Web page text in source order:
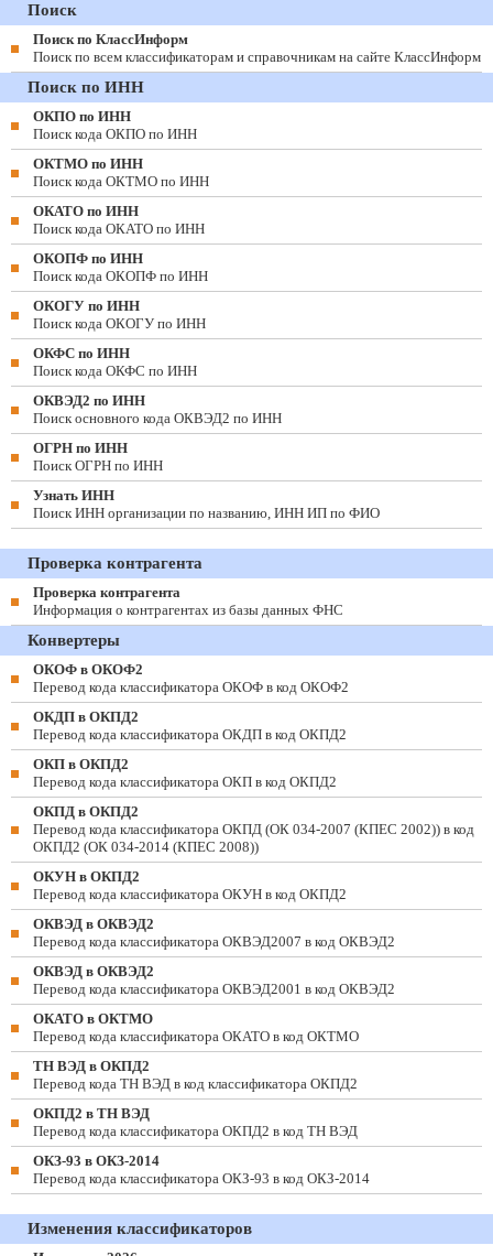
Поиск
Поиск по КлассИнформ
Поиск по всем классификаторам и справочникам на сайте КлассИнформ
Поиск по ИНН
ОКПО по ИНН
Поиск кода ОКПО по ИНН
ОКТМО по ИНН
Поиск кода ОКТМО по ИНН
ОКАТО по ИНН
Поиск кода ОКАТО по ИНН
ОКОПФ по ИНН
Поиск кода ОКОПФ по ИНН
ОКОГУ по ИНН
Поиск кода ОКОГУ по ИНН
ОКФС по ИНН
Поиск кода ОКФС по ИНН
ОКВЭД2 по ИНН
Поиск основного кода ОКВЭД2 по ИНН
ОГРН по ИНН
Поиск ОГРН по ИНН
Узнать ИНН
Поиск ИНН организации по названию, ИНН ИП по ФИО
Проверка контрагента
Проверка контрагента
Информация о контрагентах из базы данных ФНС
Конвертеры
ОКОФ в ОКОФ2
Перевод кода классификатора ОКОФ в код ОКОФ2
ОКДП в ОКПД2
Перевод кода классификатора ОКДП в код ОКПД2
ОКП в ОКПД2
Перевод кода классификатора ОКП в код ОКПД2
ОКПД в ОКПД2
Перевод кода классификатора ОКПД (ОК 034-2007 (КПЕС 2002)) в код
ОКПД2 (ОК 034-2014 (КПЕС 2008))
ОКУН в ОКПД2
Перевод кода классификатора ОКУН в код ОКПД2
ОКВЭД в ОКВЭД2
Перевод кода классификатора ОКВЭД2007 в код ОКВЭД2
ОКВЭД в ОКВЭД2
Перевод кода классификатора ОКВЭД2001 в код ОКВЭД2
ОКАТО в ОКТМО
Перевод кода классификатора ОКАТО в код ОКТМО
ТН ВЭД в ОКПД2
Перевод кода ТН ВЭД в код классификатора ОКПД2
ОКПД2 в ТН ВЭД
Перевод кода классификатора ОКПД2 в код ТН ВЭД
ОКЗ-93 в ОКЗ-2014
Перевод кода классификатора ОКЗ-93 в код ОКЗ-2014
Изменения классификаторов